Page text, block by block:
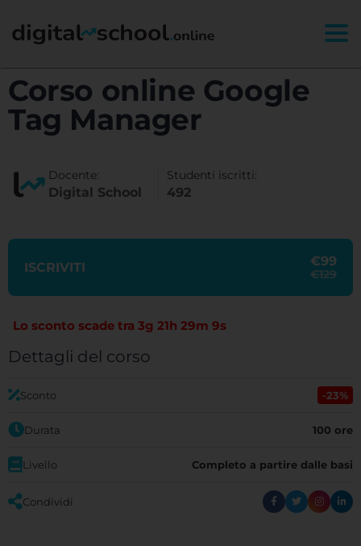
Corso online Google
Tag Manager
Docente:
Digital School
Studenti iscritti:
492
ISCRIVITI €99
€129
Lo sconto scade tra 3g 21h 29m 8s
Dettagli del corso
Sconto -23%
Durata 100 ore
Livello Completo a partire dalle basi
Condividi